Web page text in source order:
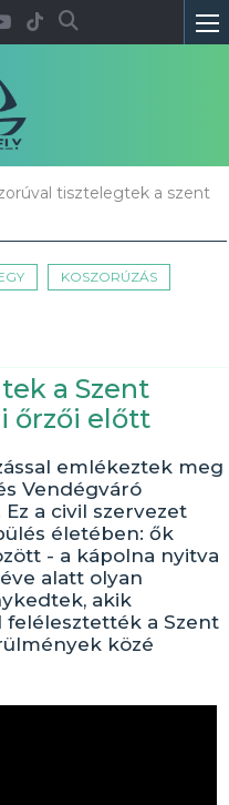
tisztelegtek a szent
KOSZORÚZÁS
a Szent
őrzői előtt
emlékeztek meg
Vendégváró
a civil szervezet
életében: ők
- a kápolna nyitva
alatt olyan
akik
felélesztették a Szent
közé